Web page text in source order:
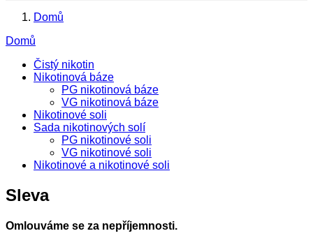
Domů
Domů
Čistý nikotin
Nikotinová báze
PG nikotinová báze
VG nikotinová báze
Nikotinové soli
Sada nikotinových solí
PG nikotinové soli
VG nikotinové soli
Nikotinové a nikotinové soli
Sleva
Omlouváme se za nepříjemnosti.